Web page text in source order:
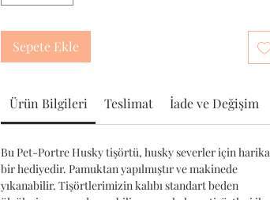
Sepete Ekle
Ürün Bilgileri Teslimat İade ve Değişim
Bu Pet-Portre Husky tişörtü, husky severler için harika
bir hediyedir. Pamuktan yapılmıştır ve makinede
yıkanabilir. Tişörtlerimizin kalıbı standart beden